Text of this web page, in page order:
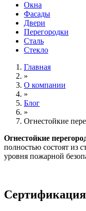
Окна
Фасады
Двери
Перегородки
Сталь
Стекло
Главная
»
О компании
»
Блог
»
Огнестойкие
Огнестойкие
полностью состоят из
уровня пожарной
Сертификация